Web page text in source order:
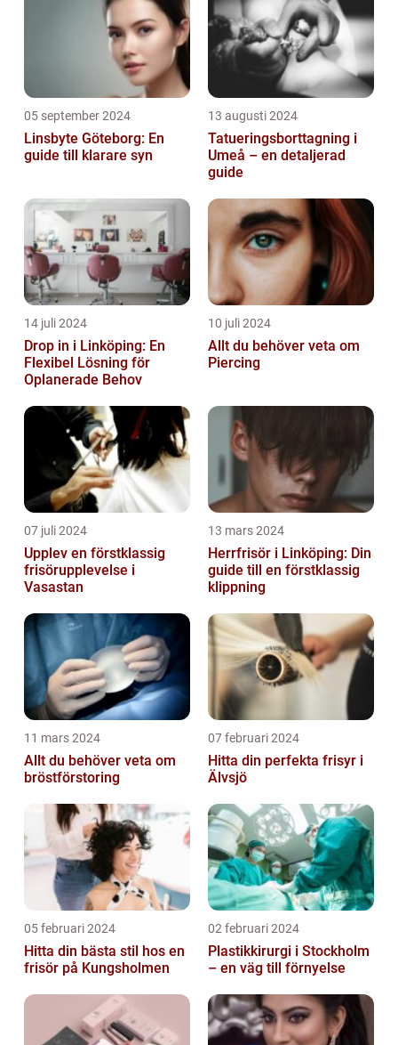
05 september 2024
Linsbyte Göteborg: En
guide till klarare syn
13 augusti 2024
Tatueringsborttagning i
Umeå – en detaljerad
guide
14 juli 2024
Drop in i Linköping: En
Flexibel Lösning för
Oplanerade Behov
10 juli 2024
Allt du behöver veta om
Piercing
07 juli 2024
Upplev en förstklassig
frisörupplevelse i
Vasastan
13 mars 2024
Herrfrisör i Linköping: Din
guide till en förstklassig
klippning
11 mars 2024
Allt du behöver veta om
bröstförstoring
07 februari 2024
Hitta din perfekta frisyr i
Älvsjö
05 februari 2024
Hitta din bästa stil hos en
frisör på Kungsholmen
02 februari 2024
Plastikkirurgi i Stockholm
– en väg till förnyelse